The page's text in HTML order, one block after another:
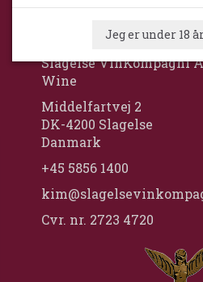
SLAGELSE
Slagelse VinKompagni
Wine
Middelfartvej 2
DK-4200 Slagelse
Danmark
+45 5856 1400
Cvr. nr. 2723 4720
Jeg er under 18